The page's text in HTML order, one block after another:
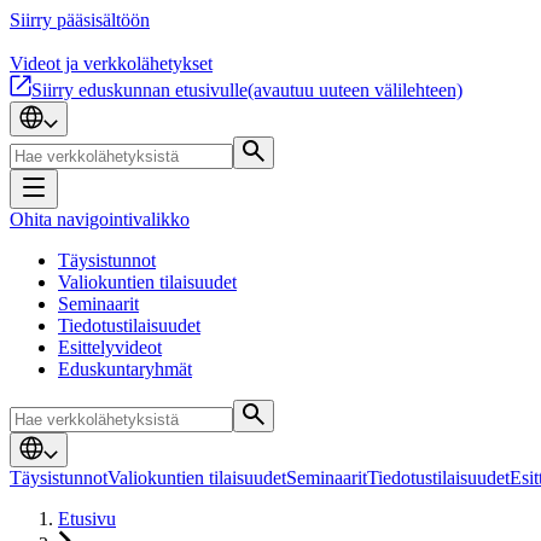
Siirry pääsisältöön
Videot ja verkkolähetykset
Siirry eduskunnan etusivulle(avautuu uuteen välilehteen)
Ohita navigointivalikko
Täysistunnot
Valiokuntien tilaisuudet
Seminaarit
Tiedotustilaisuudet
Esittelyvideot
Eduskuntaryhmät
TäysistunnotValiokuntien tilaisuudetSeminaaritTiedotustilaisuudet
Etusivu